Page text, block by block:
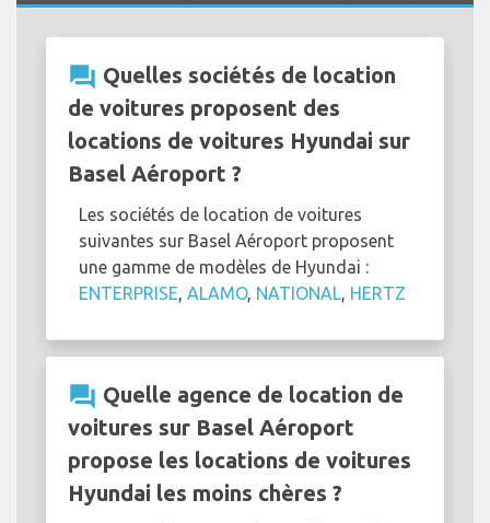
question_answer Quelles sociétés de location
de voitures proposent des
locations de voitures Hyundai sur
Basel Aéroport ?
Les sociétés de location de voitures
suivantes sur Basel Aéroport proposent
une gamme de modèles de Hyundai :
ENTERPRISE, ALAMO, NATIONAL, HERTZ
question_answer Quelle agence de location de
voitures sur Basel Aéroport
propose les locations de voitures
Hyundai les moins chères ?